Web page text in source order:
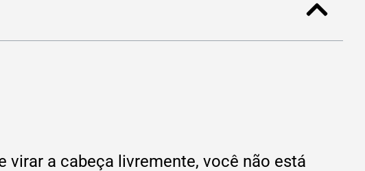
a cabeça livremente, você não está